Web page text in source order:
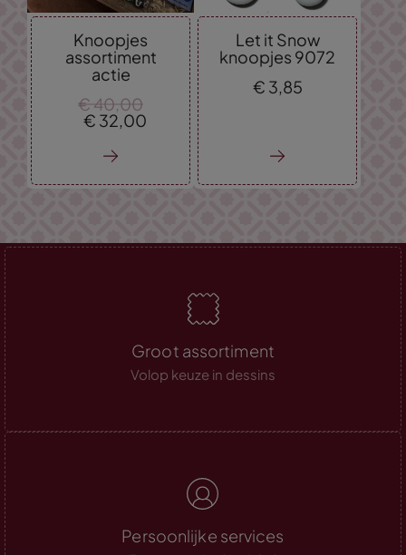
Knoopjes
assortiment
actie
€ 40, 00
€ 32, 00
Let it Snow
knoopjes 9072
€ 3, 85
Groot assortiment
Volop keuze in dessins
Persoonlijke services